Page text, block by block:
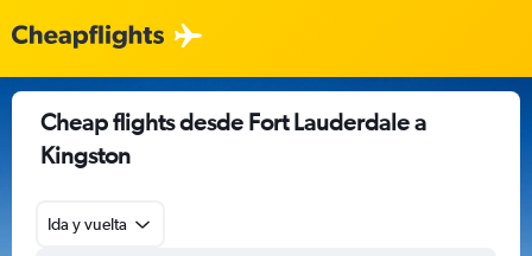
Cheap flights desde Fort Lauderdale a
Kingston
Ida y vuelta